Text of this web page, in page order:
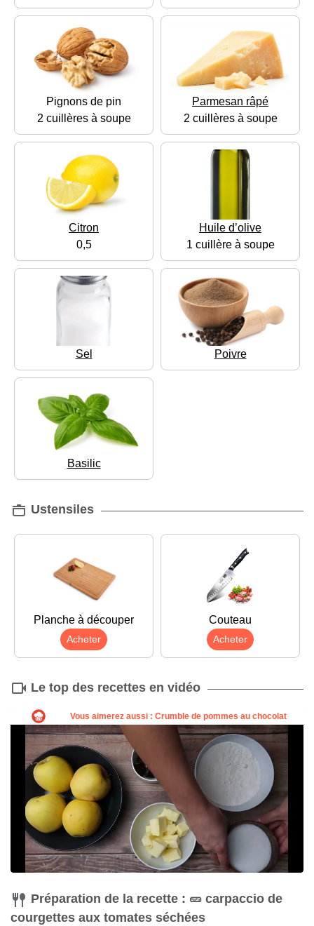
Pignons de pin
2 cuillères à soupe
Parmesan râpé
2 cuillères à soupe
Citron
0,5
Huile d’olive
1 cuillère à soupe
Sel Poivre
Basilic
Ustensiles
Planche à découper
Acheter
Couteau
Acheter
Le top des recettes en vidéo
Préparation de la recette : 🥒 carpaccio de
courgettes aux tomates séchées